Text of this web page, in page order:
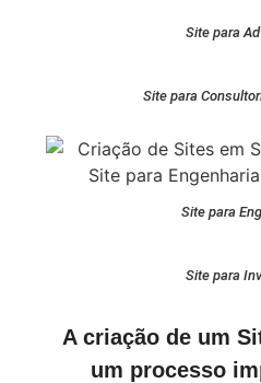
Site para
Site para
Site para
Site para
A criação de um
um processo